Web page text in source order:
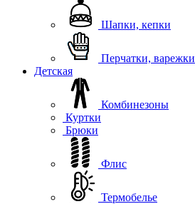
Шапки, кепки
Перчатки, варежки
Детская
Комбинезоны
Куртки
Брюки
Флис
Термобелье